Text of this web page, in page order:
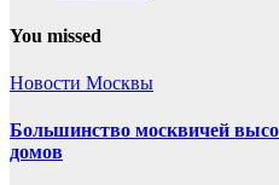
You missed
Новости Москвы
Большинство москвичей
домов